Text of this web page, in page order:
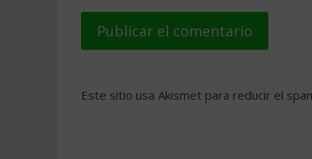
Este sitio usa Akismet para reducir el